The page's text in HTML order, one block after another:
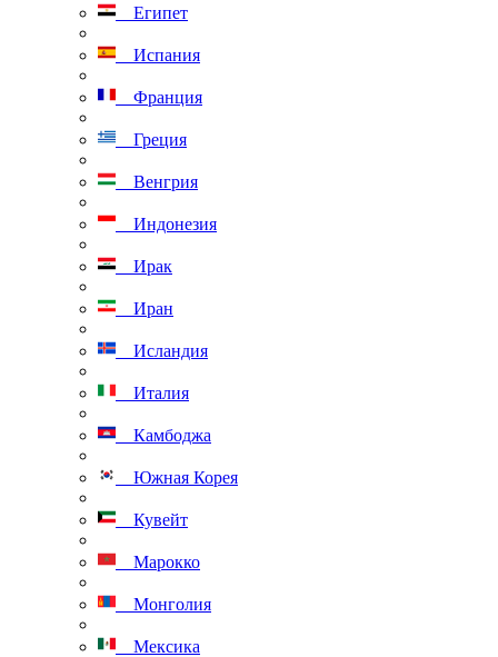
Египет
Испания
Франция
Греция
Венгрия
Индонезия
Ирак
Иран
Исландия
Италия
Камбоджа
Южная Корея
Кувейт
Марокко
Монголия
Мексика